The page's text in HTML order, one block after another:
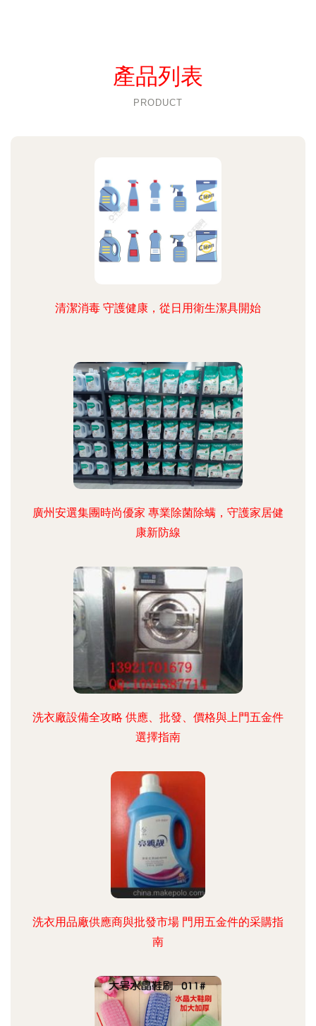
產品列表
PRODUCT
清潔消毒 守護健康，從日用衛生潔具開始
廣州安選集團時尚優家 專業除菌除螨，守護家居健
康新防線
洗衣廠設備全攻略 供應、批發、價格與上門五金件
選擇指南
洗衣用品廠供應商與批發市場 門用五金件的采購指
南